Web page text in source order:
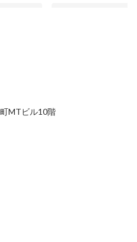
の技術で
提案
MTビル10階